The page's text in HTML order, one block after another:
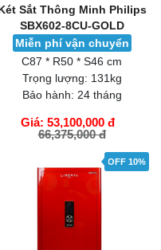
Sắt Thông Minh Philips
SBX602-8CU-GOLD
Miễn phí vận chuyển
C87 * R50 * S46 cm
Trọng lượng: 131kg
Bảo hành: 24 tháng
Giá: 53,100,000 đ
66,375,000 đ
GIỎ HÀNG
OFF 10%